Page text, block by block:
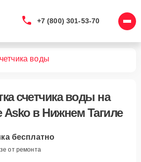
+7 (800) 301-53-70
воды
счетчика воды на
в Нижнем Тагиле
бесплатно
от ремонта